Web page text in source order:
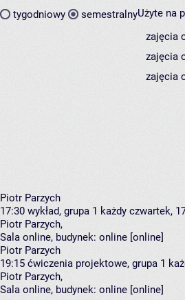
tygodniowy semestralnyUżyte na
zajęcia
zajęcia
zajęcia
Piotr Parzych
17:30 wykład, grupa 1 każdy czwartek,
Piotr Parzych,
Sala online, budynek: online [online]
Piotr Parzych
19:15 ćwiczenia projektowe, grupa 1
Piotr Parzych,
Sala online, budynek: online [online]